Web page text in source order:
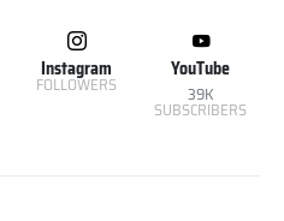
Instagram
FOLLOWERS
YouTube
39K
SUBSCRIBERS